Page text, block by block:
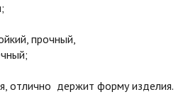
прочный,
держит форму изделия.